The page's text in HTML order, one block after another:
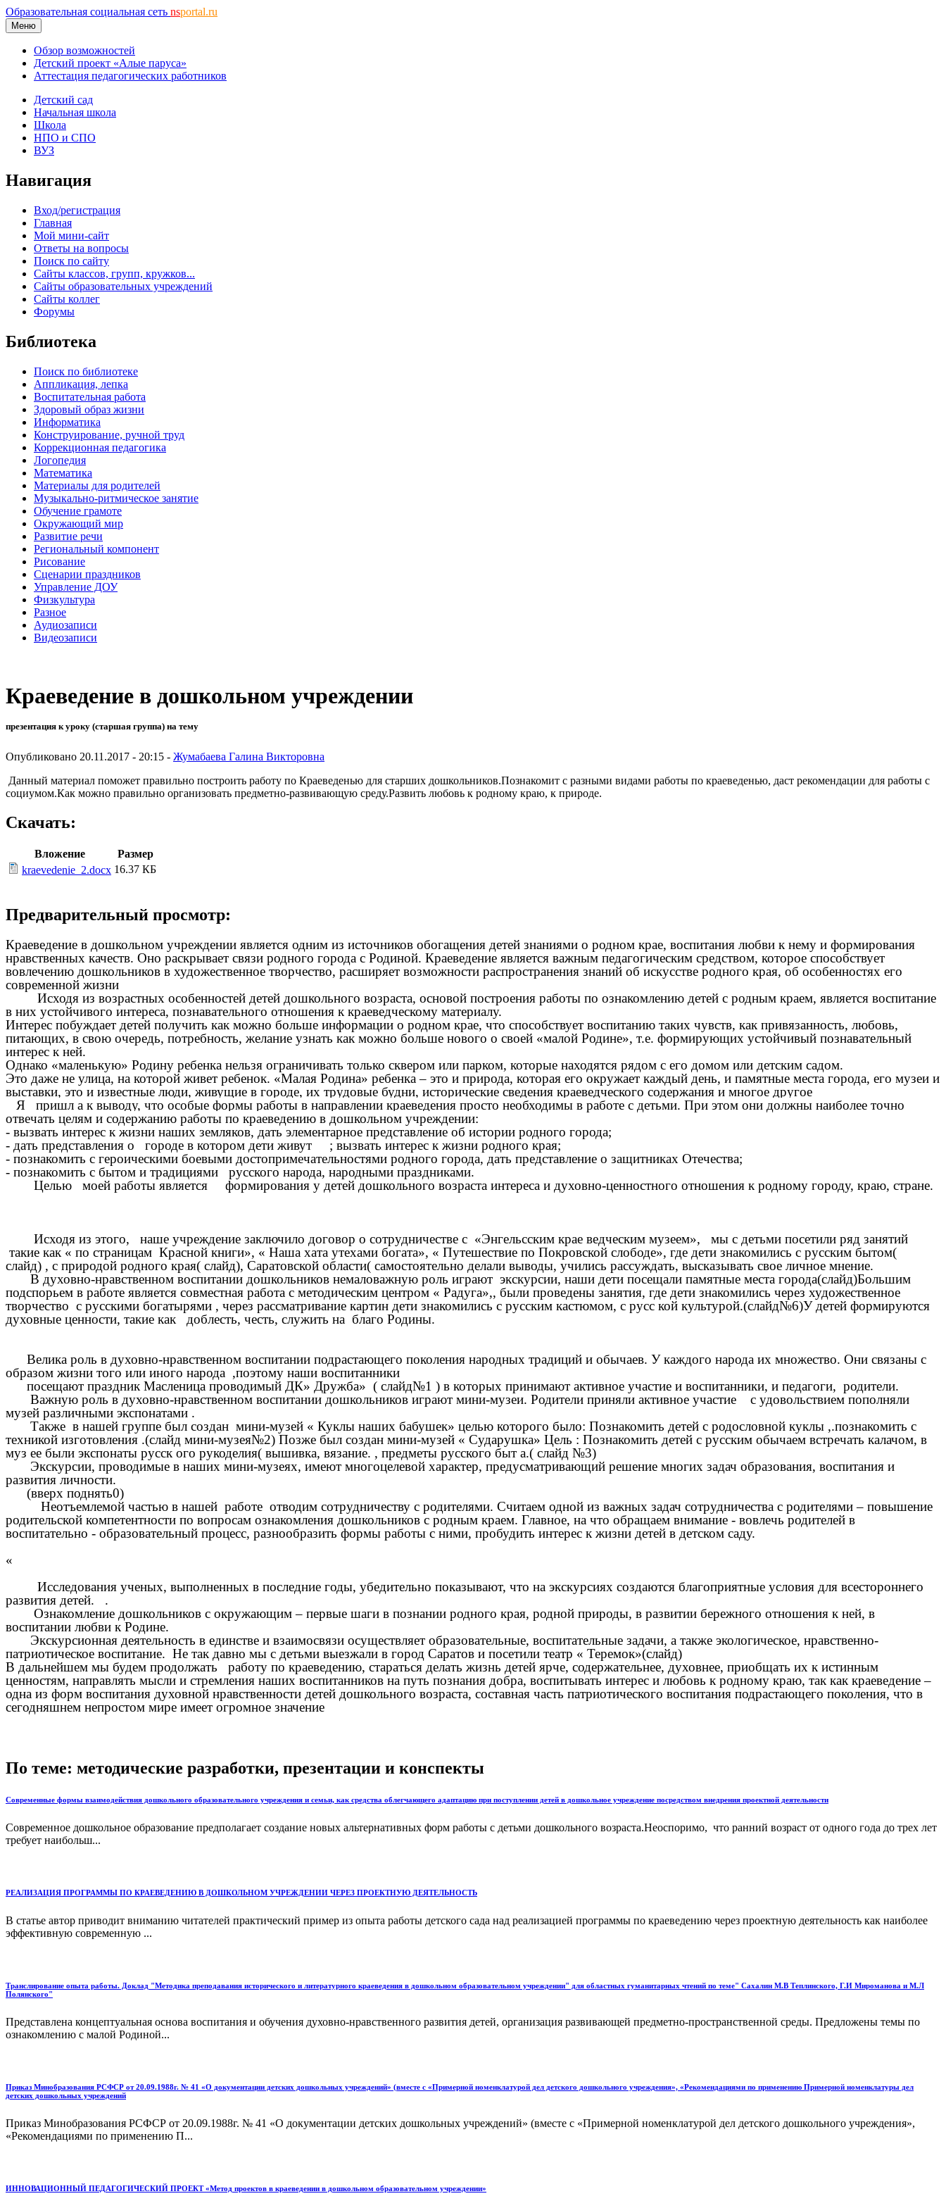
Образовательная социальная сеть nsportal.ru
Меню
Обзор возможностей
Детский проект «Алые паруса»
Аттестация педагогических работников
Детский сад
Начальная школа
Школа
НПО и СПО
ВУЗ
Навигация
Вход/регистрация
Главная
Мой мини-сайт
Ответы на вопросы
Поиск по сайту
Сайты классов, групп, кружков...
Сайты образовательных учреждений
Сайты коллег
Форумы
Библиотека
Поиск по библиотеке
Аппликация, лепка
Воспитательная работа
Здоровый образ жизни
Информатика
Конструирование, ручной труд
Коррекционная педагогика
Логопедия
Математика
Материалы для родителей
Музыкально-ритмическое занятие
Обучение грамоте
Окружающий мир
Развитие речи
Региональный компонент
Рисование
Сценарии праздников
Управление ДОУ
Физкультура
Разное
Аудиозаписи
Видеозаписи
Краеведение в дошкольном учреждении
презентация к уроку (старшая группа) на тему
Опубликовано 20.11.2017 - 20:15 - Жумабаева Галина Викторовна
Данный материал поможет правильно построить работу по Краеведенью для старших дошкольников.Познакомит с разными видами работы по краеведенью, даст рекомендации для работы с
социумом.Как можно правильно организовать предметно-развивающую среду.Развить любовь к родному краю, к природе.
Скачать:
Вложение
Размер
kraevedenie_2.docx 16.37 КБ
Предварительный просмотр:
Краеведение в дошкольном учреждении является одним из источников обогащения детей знаниями о родном крае, воспитания любви к нему и формирования
нравственных качеств. Оно раскрывает связи родного города с Родиной. Краеведение является важным педагогическим средством, которое способствует
вовлечению дошкольников в художественное творчество, расширяет возможности распространения знаний об искусстве родного края, об особенностях его
современной жизни
Исходя из возрастных особенностей детей дошкольного возраста, основой построения работы по ознакомлению детей с родным краем, является воспитание
в них устойчивого интереса, познавательного отношения к краеведческому материалу.
Интерес побуждает детей получить как можно больше информации о родном крае, что способствует воспитанию таких чувств, как привязанность, любовь,
питающих, в свою очередь, потребность, желание узнать как можно больше нового о своей «малой Родине», т.е. формирующих устойчивый познавательный
интерес к ней.
Однако «маленькую» Родину ребенка нельзя ограничивать только сквером или парком, которые находятся рядом с его домом или детским садом.
Это даже не улица, на которой живет ребенок. «Малая Родина» ребенка – это и природа, которая его окружает каждый день, и памятные места города, его музеи и
выставки, это и известные люди, живущие в городе, их трудовые будни, исторические сведения краеведческого содержания и многое другое
Я пришл а к выводу, что особые формы работы в направлении краеведения просто необходимы в работе с детьми. При этом они должны наиболее точно
отвечать целям и содержанию работы по краеведению в дошкольном учреждении:
- вызвать интерес к жизни наших земляков, дать элементарное представление об истории родного города;
- дать представления о городе в котором дети живут ; вызвать интерес к жизни родного края;
- познакомить с героическими боевыми достопримечательностями родного города, дать представление о защитниках Отечества;
- познакомить с бытом и традициями русского народа, народными праздниками.
Целью моей работы является формирования у детей дошкольного возраста интереса и духовно-ценностного отношения к родному городу, краю, стране.
Исходя из этого, наше учреждение заключило договор о сотрудничестве с «Энгельсским крае ведческим музеем», мы с детьми посетили ряд занятий
такие как « по страницам Красной книги», « Наша хата утехами богата», « Путешествие по Покровской слободе», где дети знакомились с русским бытом(
слайд) , с природой родного края( слайд), Саратовской области( самостоятельно делали выводы, учились рассуждать, высказывать свое личное мнение.
В духовно-нравственном воспитании дошкольников немаловажную роль играют экскурсии, наши дети посещали памятные места города(слайд)Большим
подспорьем в работе является совместная работа с методическим центром « Радуга»,, были проведены занятия, где дети знакомились через художественное
творчество с русскими богатырями , через рассматривание картин дети знакомились с русским кастюмом, с русс кой культурой.(слайд№6)У детей формируются
духовные ценности, такие как доблесть, честь, служить на благо Родины.
Велика роль в духовно-нравственном воспитании подрастающего поколения народных традиций и обычаев. У каждого народа их множество. Они связаны с
образом жизни того или иного народа ,поэтому наши воспитанники
посещают праздник Масленица проводимый ДК» Дружба» ( слайд№1 ) в которых принимают активное участие и воспитанники, и педагоги, родители.
Важную роль в духовно-нравственном воспитании дошкольников играют мини-музеи. Родители приняли активное участие с удовольствием пополняли
музей различными экспонатами .
Также в нашей группе был создан мини-музей « Куклы наших бабушек» целью которого было: Познакомить детей с родословной куклы ,.познакомить с
техникой изготовления .(слайд мини-музея№2) Позже был создан мини-музей « Сударушка» Цель : Познакомить детей с русским обычаем встречать калачом, в
муз ее были экспонаты русск ого рукоделия( вышивка, вязание. , предметы русского быт а.( слайд №3)
Экскурсии, проводимые в наших мини-музеях, имеют многоцелевой характер, предусматривающий решение многих задач образования, воспитания и
развития личности.
(вверх поднять0)
Неотъемлемой частью в нашей работе отводим сотрудничеству с родителями. Считаем одной из важных задач сотрудничества с родителями – повышение
родительской компетентности по вопросам ознакомления дошкольников с родным краем. Главное, на что обращаем внимание - вовлечь родителей в
воспитательно - образовательный процесс, разнообразить формы работы с ними, пробудить интерес к жизни детей в детском саду.
«
Исследования ученых, выполненных в последние годы, убедительно показывают, что на экскурсиях создаются благоприятные условия для всестороннего
развития детей. .
Ознакомление дошкольников с окружающим – первые шаги в познании родного края, родной природы, в развитии бережного отношения к ней, в
воспитании любви к Родине.
Экскурсионная деятельность в единстве и взаимосвязи осуществляет образовательные, воспитательные задачи, а также экологическое, нравственно-
патриотическое воспитание. Не так давно мы с детьми выезжали в город Саратов и посетили театр « Теремок»(слайд)
В дальнейшем мы будем продолжать работу по краеведению, стараться делать жизнь детей ярче, содержательнее, духовнее, приобщать их к истинным
ценностям, направлять мысли и стремления наших воспитанников на путь познания добра, воспитывать интерес и любовь к родному краю, так как краеведение –
одна из форм воспитания духовной нравственности детей дошкольного возраста, составная часть патриотического воспитания подрастающего поколения, что в
сегодняшнем непростом мире имеет огромное значение
По теме: методические разработки, презентации и конспекты
Современные формы взаимодействия дошкольного образовательного учреждения и семьи, как средства облегчающего адаптацию при поступлении детей в дошкольное учреждение посредством внедрения проектной деятельности
Современное дошкольное образование предполагает создание новых альтернативных форм работы с детьми дошкольного возраста.Неоспоримо, что ранний возраст от одного года до трех лет
требует наибольш...
РЕАЛИЗАЦИЯ ПРОГРАММЫ ПО КРАЕВЕДЕНИЮ В ДОШКОЛЬНОМ УЧРЕЖДЕНИИ ЧЕРЕЗ ПРОЕКТНУЮ ДЕЯТЕЛЬНОСТЬ
В статье автор приводит вниманию читателей практический пример из опыта работы детского сада над реализацией программы по краеведению через проектную деятельность как наиболее
эффективную современную ...
Транслирование опыта работы. Доклад "Методика преподавания исторического и литературного краеведения в дошкольном образовательном учреждении" для областных гуманитарных чтений по теме" Сахалин М.В Теплинского, Г.И Мироманова и М.Л
Полянского"
Представлена концептуальная основа воспитания и обучения духовно-нравственного развития детей, организация развивающей предметно-пространственной среды. Предложены темы по
ознакомлению с малой Родиной...
Приказ Минобразования РСФСР от 20.09.1988г. № 41 «О документации детских дошкольных учреждений» (вместе с «Примерной номенклатурой дел детского дошкольного учреждения», «Рекомендациями по применению Примерной номенклатуры дел
детских дошкольных учреждений
Приказ Минобразования РСФСР от 20.09.1988г. № 41 «О документации детских дошкольных учреждений» (вместе с «Примерной номенклатурой дел детского дошкольного учреждения»,
«Рекомендациями по применению П...
ИННОВАЦИОННЫЙ ПЕДАГОГИЧЕСКИЙ ПРОЕКТ «Метод проектов в краеведении в дошкольном образовательном учреждении»